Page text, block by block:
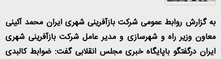
به گزارش روابط عمومی شرکت بازآفرینی شهری ایران محمد آئینی
معاون وزیر راه و شهرسازی و مدیر عامل شرکت بازآفرینی شهری
ایران درگفتگو باپایگاه خبری مجلس انقلابی گفت: ضوابط کالبدی